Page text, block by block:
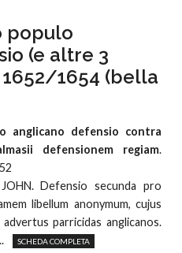
populo
(e altre 3
1654 (bella
anglicano defensio contra
defensionem regiam.
Defensio secunda pro
libellum anonymum, cujus
parricidas anglicanos.
SCHEDA COMPLETA